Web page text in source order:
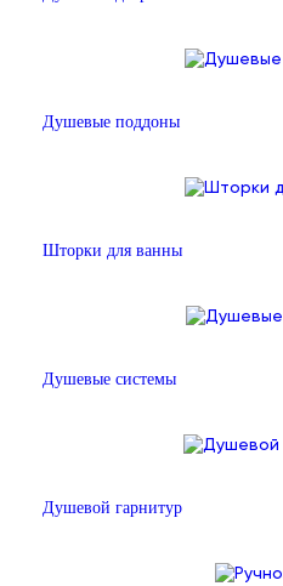
Душевые поддоны
Шторки для ванны
Душевые системы
Душевой гарнитур